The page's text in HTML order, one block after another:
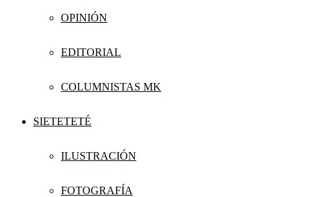
OPINIÓN
EDITORIAL
COLUMNISTAS MK
SIETETETÉ
ILUSTRACIÓN
FOTOGRAFÍA